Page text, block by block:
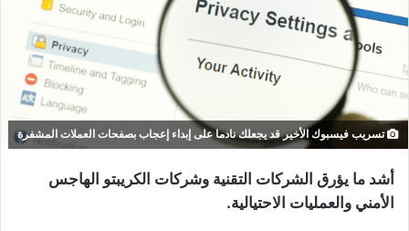
تسريب فيسبوك الأخير قد يجعلك نادما على إبداء إعجاب بصفحات العملات المشفرة
أشد ما يؤرق الشركات التقنية وشركات الكريبتو الهاجس
الأمني والعمليات الاحتيالية.